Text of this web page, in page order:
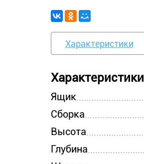
Характеристики
Характеристики
Ящик
Сборка
Высота
Глубина